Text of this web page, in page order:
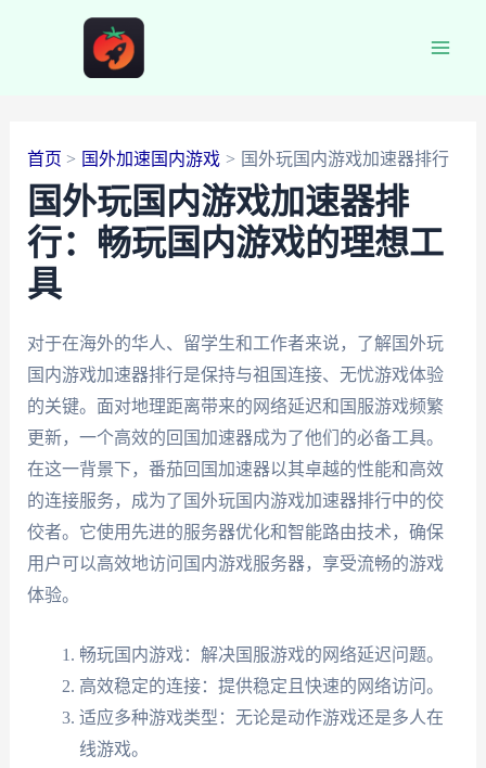
首页 国外加速国内游戏 国外玩国内游戏加速器排行
国外玩国内游戏加速器排
行：畅玩国内游戏的理想工
具
对于在海外的华人、留学生和工作者来说，了解国外玩
国内游戏加速器排行是保持与祖国连接、无忧游戏体验
的关键。面对地理距离带来的网络延迟和国服游戏频繁
更新，一个高效的回国加速器成为了他们的必备工具。
在这一背景下，番茄回国加速器以其卓越的性能和高效
的连接服务，成为了国外玩国内游戏加速器排行中的佼
佼者。它使用先进的服务器优化和智能路由技术，确保
用户可以高效地访问国内游戏服务器，享受流畅的游戏
体验。
畅玩国内游戏：解决国服游戏的网络延迟问题。
高效稳定的连接：提供稳定且快速的网络访问。
适应多种游戏类型：无论是动作游戏还是多人在
线游戏。